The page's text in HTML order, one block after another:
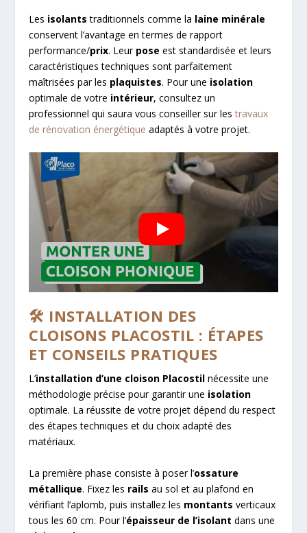
Les isolants traditionnels comme la laine minérale
conservent l’avantage en termes de rapport
performance/prix. Leur pose est standardisée et leurs
caractéristiques techniques sont parfaitement
maîtrisées par les plaquistes. Pour une isolation
optimale de votre intérieur, consultez un
professionnel qui saura vous conseiller sur lestravaux
de rénovation énergétique adaptés à votre projet.
🛠️ INSTALLATION DES
CLOISONS PLACOSTIL : ÉTAPES
ET CONSEILS PRATIQUES
L’installation d’une cloison Placostil nécessite une
méthodologie précise pour garantir une isolation
optimale. La réussite de votre projet dépend du respect
des étapes techniques et du choix adapté des
matériaux.
La première phase consiste à poser l’ossature
métallique. Fixez les rails au sol et au plafond en
vérifiant l’aplomb, puis installez les montants verticaux
tous les 60 cm. Pour l’épaisseur de l’isolant dans une